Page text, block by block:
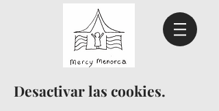
Desactivar las cookies.